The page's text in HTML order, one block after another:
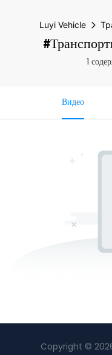
Luyi Vehicle
1
Видео
Copyright ©